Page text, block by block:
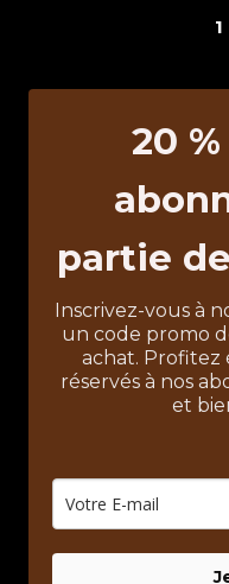
1
20
partie
Inscrivez-vous à
un code promo
achat. Profitez
réservés à nos
et